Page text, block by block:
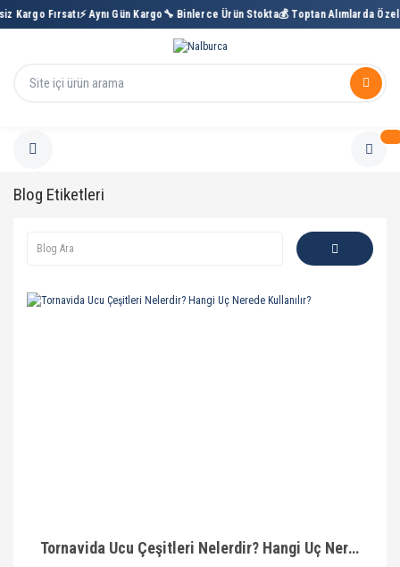
Kargo Fırsatı⚡ Aynı Gün Kargo🔧 Binlerce Ürün Stokta💰 Toptan Alımlarda Özel
Blog Etiketleri
Tornavida Ucu Çeşitleri Nelerdir? Hangi Uç Nerede Kullanılır?